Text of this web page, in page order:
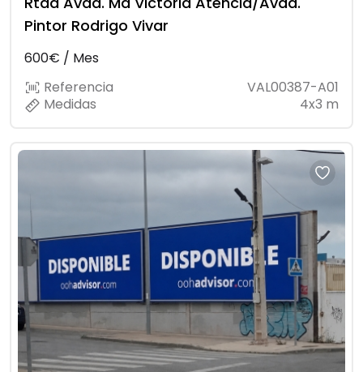
Pintor Rodrigo Vivar
600€ / Mes
Referencia
VAL00387-A01
Medidas
4x3 m